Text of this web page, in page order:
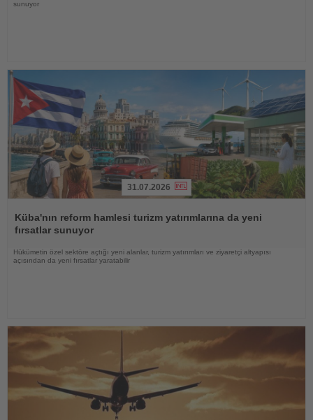
sunuyor
Oku
31.07.2026
Küba'nın reform hamlesi turizm yatırımlarına da yeni
fırsatlar sunuyor
Hükümetin özel sektöre açtığı yeni alanlar, turizm yatırımları ve ziyaretçi altyapısı
açısından da yeni fırsatlar yaratabilir